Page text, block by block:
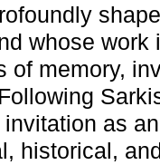
whose
of memory,
as
historical,